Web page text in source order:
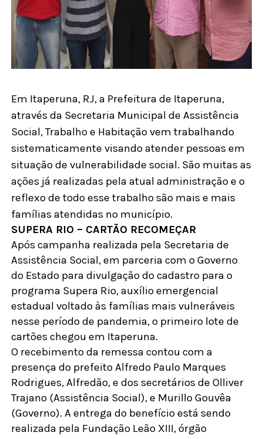
Em Itaperuna, RJ, a Prefeitura de Itaperuna,
através da Secretaria Municipal de Assistência
Social, Trabalho e Habitação vem trabalhando
sistematicamente visando atender pessoas em
situação de vulnerabilidade social. São muitas as
ações já realizadas pela atual administração e o
reflexo de todo esse trabalho são mais e mais
famílias atendidas no município.
SUPERA RIO – CARTÃO RECOMEÇAR
Após campanha realizada pela Secretaria de
Assistência Social, em parceria com o Governo
do Estado para divulgação do cadastro para o
programa Supera Rio, auxílio emergencial
estadual voltado às famílias mais vulneráveis
nesse período de pandemia, o primeiro lote de
cartões chegou em Itaperuna.
O recebimento da remessa contou com a
presença do prefeito Alfredo Paulo Marques
Rodrigues, Alfredão, e dos secretários de Olliver
Trajano (Assistência Social), e Murillo Gouvêa
(Governo). A entrega do benefício está sendo
realizada pela Fundação Leão XIII, órgão